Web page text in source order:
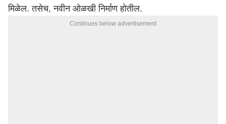
मिळेल. तसेच, नवीन ओळखी निर्माण होतील.
Continues below advertisement